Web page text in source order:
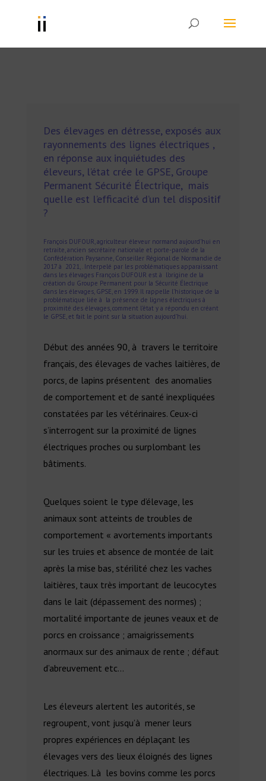
Des élevages en détresse, exposés aux
rayonnements des lignes électriques ,
en réponse aux inquiétudes des
éleveurs, l’état crée le GPSE, Groupe
Permanent Sécurité Électrique, mais
quelle est l’efficacité d’un tel dispositif
?
François DUFOUR, agriculteur éleveur normand aujourd’hui en
retraite, ancien secrétaire nationale et porte-parole de la
Confédération Paysanne, Conseiller Régional de Normandie de
2017 à 2021, . Interpelé par les problématiques apparaissant
dans les élevages François DUFOUR est à l’origine de la
création du Groupe Permanent pour la Sécurité Électrique
dans les élevages, GPSE, en 1999. Il rappelle l’historique de la
problématique liée à la présence de lignes électriques à
proximité des élevages, comment l’état y a répondu en créant
le GPSE, et fait le point sur la situation aujourd’hui.
Début des années 90, à travers le territoire
français, des élevages de vaches laitières, de
porcs, de lapins présentent des anomalies
de comportement et de santé inexpliquées
constatées par les vétérinaires. Ceux-ci
s’interrogent sur la proximité de lignes
électriques proches ou surplombant les
bâtiments.
Quelques soient le type d’élevage, les
animaux sont atteints de troubles de
comportement « avortements importants
sur les truies et absence de montée de lait
après la mise bas, stérilité chez les vaches
laitières, taux très important de leucocytes
dans le lait (dépassement des normes) ;
mortalité importante de jeunes veaux et de
porcs en croissance ; amaigrissements
anormaux sur des animaux de rente ; défaut
d’abreuvement etc…
Les éleveurs alertent les autorités, se
regroupent, vont jusqu’à mener leurs
propres expériences en déplaçant les
élevages vers des lieux éloignés des lignes
électriques. Là les bovins comme les porcs